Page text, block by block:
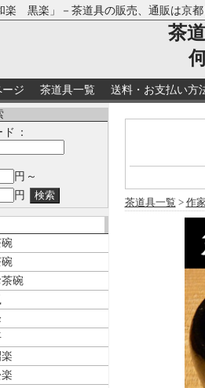
楽 黒楽」－茶道具の販売、通販は京都
茶
ージ 茶道具一覧 送料・お支払い方
：
円～
円
碗
茶道具一覧 > 作